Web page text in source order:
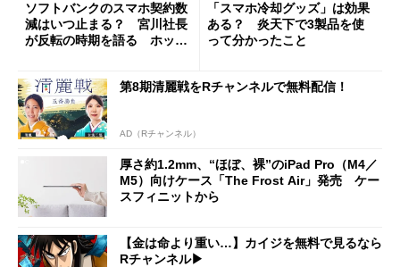
ソフトバンクのスマホ契約数
減はいつ止まる？ 宮川社長
が反転の時期を語る ホッピ
「スマホ冷却グッズ」は効果
ある？ 炎天下で3製品を使
って分かったこと
第8期清麗戦をRチャンネルで無料配信！
AD（Rチャンネル）
厚さ約1.2mm、“ほぼ、裸”のiPad Pro（M4／
M5）向けケース「The Frost Air」発売 ケー
スフィニットから
【金は命より重い…】カイジを無料で見るなら
Rチャンネル▶︎